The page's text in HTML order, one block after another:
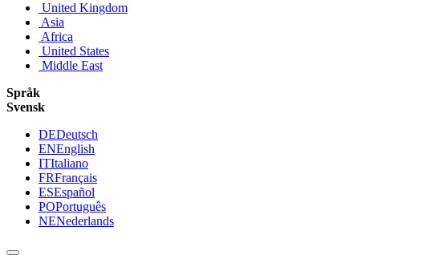
United Kingdom
Asia
Africa
United States
Middle East
Språk
Svensk
DEDeutsch
ENEnglish
ITItaliano
FRFrançais
ESEspañol
POPortuguês
NENederlands